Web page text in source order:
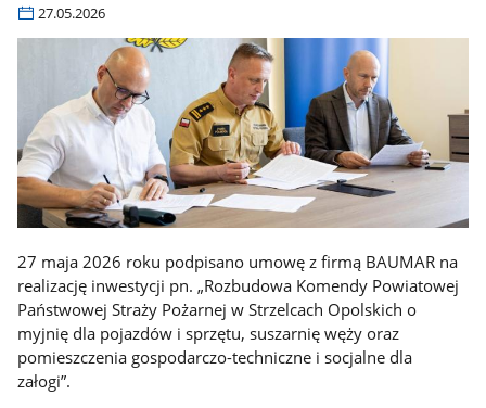
27.05.2026
27 maja 2026 roku podpisano umowę z firmą BAUMAR na
realizację inwestycji pn. „Rozbudowa Komendy Powiatowej
Państwowej Straży Pożarnej w Strzelcach Opolskich o
myjnię dla pojazdów i sprzętu, suszarnię węży oraz
pomieszczenia gospodarczo-techniczne i socjalne dla
załogi”.